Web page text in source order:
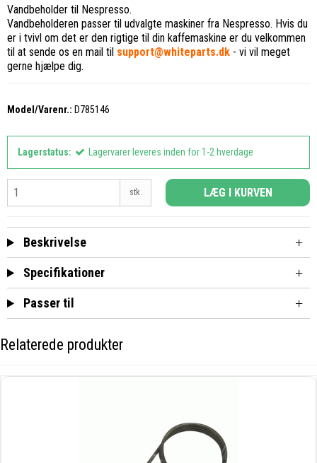
Vandbeholder til Nespresso.
Vandbeholderen passer til udvalgte maskiner fra Nespresso. Hvis du
er i tvivl om det er den rigtige til din kaffemaskine er du velkommen
til at sende os en mail til support@whiteparts.dk - vi vil meget
gerne hjælpe dig.
Model/Varenr.: D785146
Lagerstatus: Lagervarer leveres inden for 1-2 hverdage
stk. LÆG I KURVEN
Beskrivelse
Specifikationer
Passer til
Relaterede produkter